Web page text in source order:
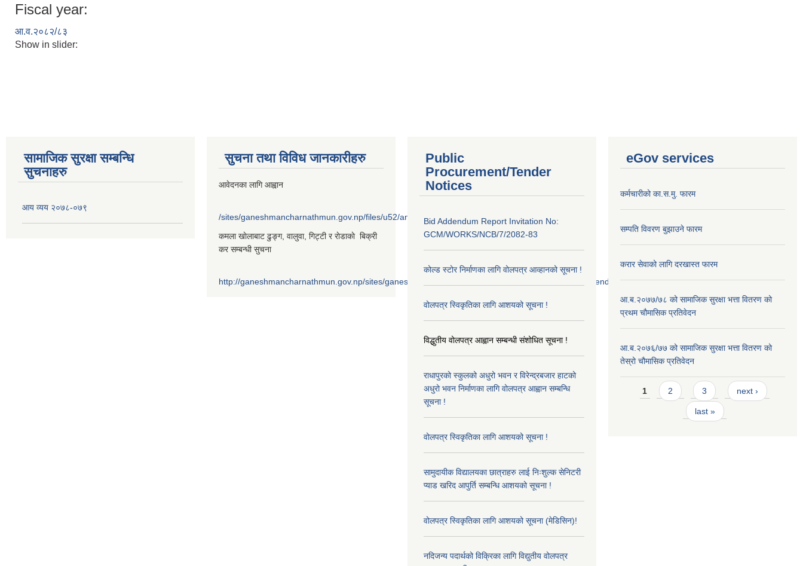
Fiscal year:
आ.व.२०८२/८३
Show in slider:
सामाजिक सुरक्षा सम्बन्धि
सुचनाहरु
आय व्यय २०७८-०७९
सुचना तथा विविध जानकारीहरु
आवेदनका लागि आह्वान
/sites/ganeshmancharnathmun.gov.np/files/u52/anil%20%281%29_0.png
कमला खाेलाबाट ढु‌ङ्ग, वालुवा, गिट्टी र राेडाकाे बिक्री
कर सम्बन्धी सुचना
http://ganeshmancharnathmun.gov.np/sites/ganeshmancharnathmun.gov.np/files/u52/scanned%20tender.jpg
Public
Procurement/Tender
Notices
Bid Addendum Report Invitation No:
GCM/WORKS/NCB/7/2082-83
कोल्ड स्टोर निर्माणका लागि वोलपत्र आव्हानको सूचना !
वोलपत्र स्विकृतिका लागि आशयको सूचना !
विद्धुतीय वोलपत्र आह्वान सम्बन्धी संशोधित सूचना !
राधापुरको स्कुलको अधुरो भवन र विरेन्द्रबजार हाटको
अधुरो भवन निर्माणका लागि वोलपत्र आह्वान सम्बन्धि
सूचना !
वोलपत्र स्विकृतिका लागि आशयको सूचना !
सामुदायीक विद्यालयका छात्राहरु लाई निःशुल्क सेनिटरी
प्याड खरिद आपुर्ति सम्बन्धि आशयको सूचना !
वोलपत्र स्विकृतिका लागि आशयको सूचना (मेडिसिन)!
नदिजन्य पदार्थको विक्रिका लागि विद्युतीय वोलपत्र
eGov services
कर्मचारीको का.स.मु. फारम
सम्पति विवरण बुझाउने फारम
करार सेवाको लागि दरखास्त फारम
आ.ब.२०७७/७८ को सामाजिक सुरक्षा भत्ता वितरण को
प्रथम चौमासिक प्रतिवेदन
आ.ब.२०७६/७७ को सामाजिक सुरक्षा भत्ता वितरण को
तेस्रो चौमासिक प्रतिवेदन
Pages
1 2 3 next ›
last »